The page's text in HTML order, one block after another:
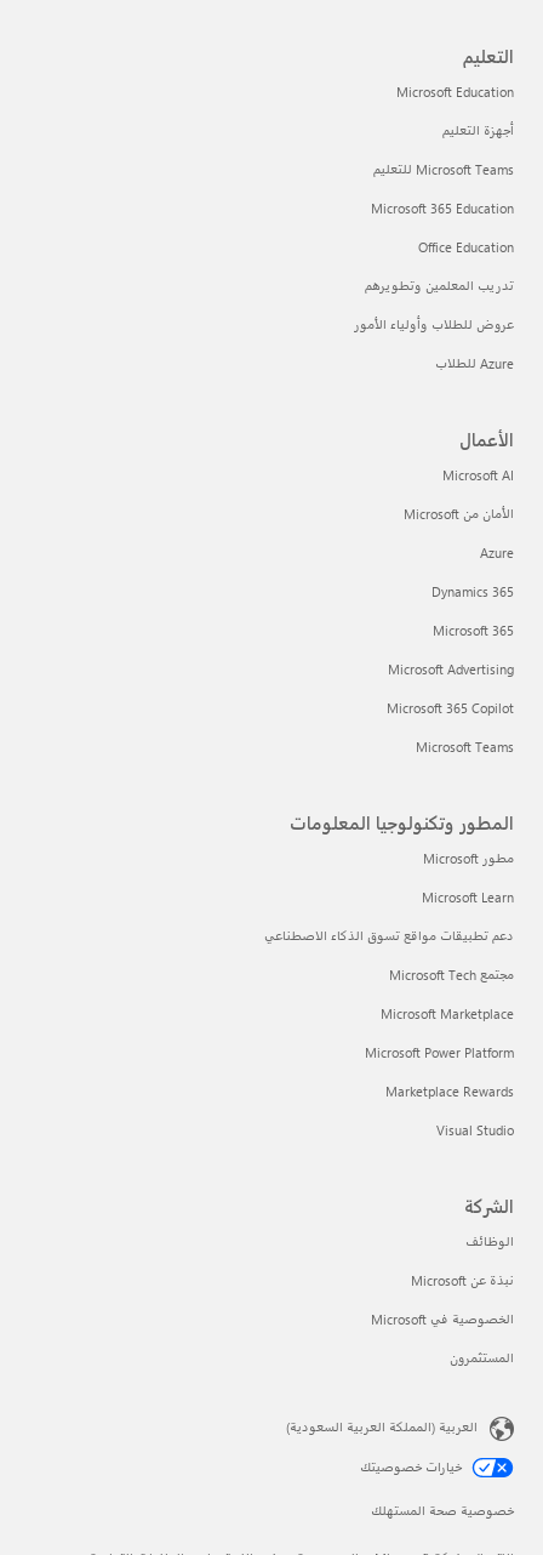
التعليم
Microsoft Education
أجهزة التعليم
Microsoft Teams للتعليم
Microsoft 365 Education
Office Education
تدريب المعلمين وتطويرهم
عروض للطلاب وأولياء الأمور
Azure للطلاب
الأعمال
Microsoft AI
الأمان من Microsoft
Azure
Dynamics 365
Microsoft 365
Microsoft Advertising
Microsoft 365 Copilot
Microsoft Teams
المطور وتكنولوجيا المعلومات
مطور Microsoft
Microsoft Learn
دعم تطبيقات مواقع تسوق الذكاء الاصطناعي
مجتمع Microsoft Tech
Microsoft Marketplace
Microsoft Power Platform
Marketplace Rewards
Visual Studio
الشركة
الوظائف
نبذة عن Microsoft
الخصوصية في Microsoft
المستثمرون
العربية (المملكة العربية السعودية)
خيارات خصوصيتك
خصوصية صحة المستهلك